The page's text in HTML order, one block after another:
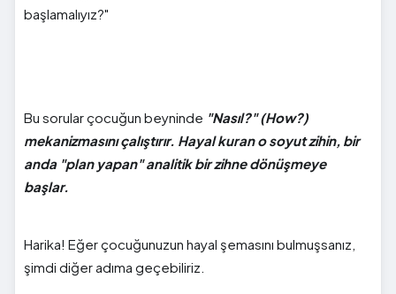
başlamalıyız?"
Bu sorular çocuğun beyninde "Nasıl?" (How?)
mekanizmasını çalıştırır. Hayal kuran o soyut zihin, bir
anda "plan yapan" analitik bir zihne dönüşmeye
başlar.
Harika! Eğer çocuğunuzun hayal şemasını bulmuşsanız,
şimdi diğer adıma geçebiliriz.